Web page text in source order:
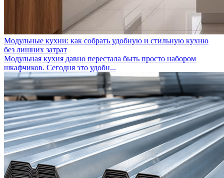
Модульные кухни: как собрать удобную и стильную кухню
без лишних затрат
Модульная кухня давно перестала быть просто набором
шкафчиков. Сегодня это удобн...